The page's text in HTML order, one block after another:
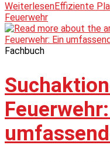
WeiterlesenEffiziente
Feuerwehr
Fachbuch